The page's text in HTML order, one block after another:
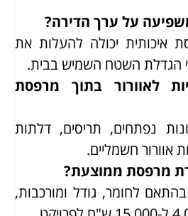
על ערך הדירה?
איכותית יכולה להעלות את
הגדלת השטח השמיש בבית.
לאוורור בתוך מרפסת
נפתחים, תריסים, דלתות
אוורור חשמליים.
מרפסת ממוצעת?
לחומר, גודל ומורכבות,